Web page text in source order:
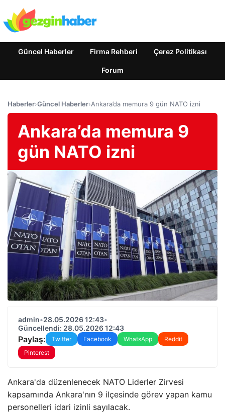
Güncel Haberler Firma Rehberi Çerez Politikası
Forum
Haberler›Güncel Haberler›Ankara’da memura 9 gün NATO izni
Ankara’da memura 9
gün NATO izni
admin•28.05.2026 12:43•
Güncellendi: 28.05.2026 12:43
Paylaş: Twitter Facebook WhatsApp
Reddit
Pinterest
Ankara'da düzenlenecek NATO Liderler Zirvesi
kapsamında Ankara'nın 9 ilçesinde görev yapan kamu
personelleri idari izinli sayılacak.